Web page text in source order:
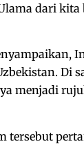
dari kita
Di
menjadi
tersebut